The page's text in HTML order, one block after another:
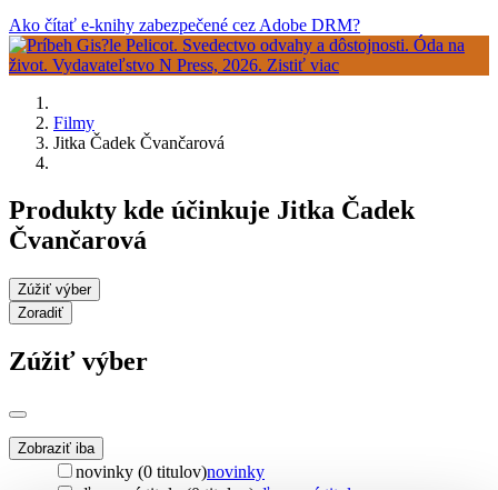
Ako čítať e-knihy zabezpečené cez Adobe DRM?
Filmy
Jitka Čadek Čvančarová
Produkty kde účinkuje Jitka Čadek
Čvančarová
Zúžiť výber
Zoradiť
Zúžiť výber
Zobraziť iba
novinky (0 titulov)novinky